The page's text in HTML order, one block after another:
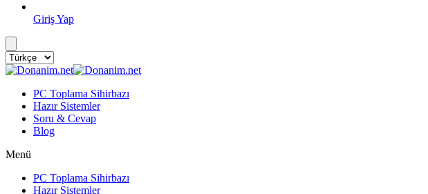
Giriş Yap
PC Toplama Sihirbazı
Hazır Sistemler
Soru & Cevap
Blog
Menü
PC Toplama Sihirbazı
Hazır Sistemler